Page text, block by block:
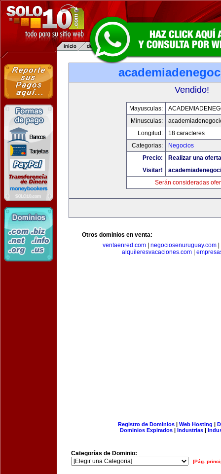
Vendido!
Mayusculas:
Minusculas:
Longitud:
18 caracteres
Categorias:
Negocios
Precio:
Realizar una
Visitar!
Serán consideradas
Otros dominios en venta:
ventaenred.com
negociosenuruguay.com
alquileresvacaciones.com|
Registro de Dominios| Web Hosting |
Dominios Expirados | Industrias |
Categorías de Dominio:
[Pág.